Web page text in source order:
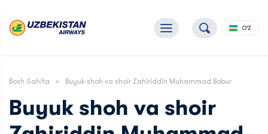
O'Z
Bosh Sahifa Buyuk shoh va shoir Zahiriddin Muhammad Bobur
Buyuk shoh va shoir